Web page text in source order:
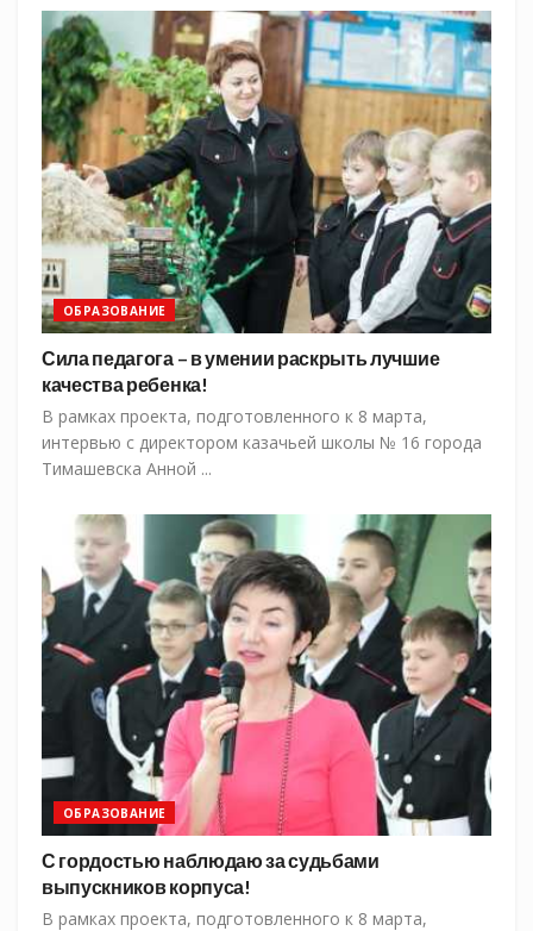
ОБРАЗОВАНИЕ
Сила педагога – в умении раскрыть лучшие
качества ребенка!
В рамках проекта, подготовленного к 8 марта,
интервью с директором казачьей школы № 16 города
Тимашевска Анной ...
ОБРАЗОВАНИЕ
С гордостью наблюдаю за судьбами
выпускников корпуса!
В рамках проекта, подготовленного к 8 марта,